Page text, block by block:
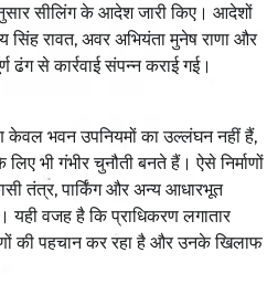
सीलिंग के आदेश जारी किए। आदेशों
रावत, अवर अभियंता मुनेष राणा और
ढंग से कार्रवाई संपन्न कराई गई।
केवल भवन उपनियमों का उल्लंघन नहीं हैं,
भी गंभीर चुनौती बनते हैं। ऐसे निर्माणों
तंत्र, पार्किंग और अन्य आधारभूत
यही वजह है कि प्राधिकरण लगातार
की पहचान कर रहा है और उनके खिलाफ